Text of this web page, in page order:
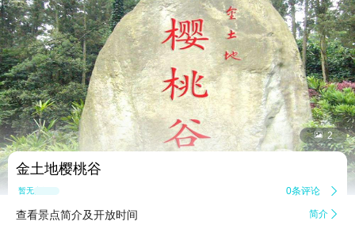
 2
金土地樱桃谷
暂无点评 0条评论 
查看景点简介及开放时间 简介 
